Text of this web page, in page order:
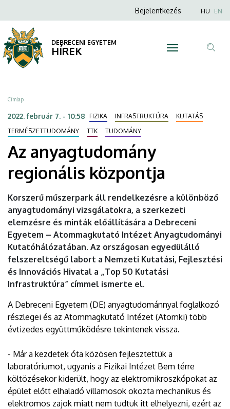
anyagtudomány
regionális
központja
DEBRECENI
EGYETEM
a
tartalomra
Anonim
menüje
Bejelentkezés HU EN
DEBRECENI EGYETEM
HÍREK
Morzsa
Címlap
2022. február 7. - 10:58 FIZIKA INFRASTRUKTÚRA
KUTATÁS
TERMÉSZETTUDOMÁNY
TTK TUDOMÁNY
Az anyagtudomány
regionális központja
Korszerű műszerpark áll rendelkezésre a különböző
anyagtudományi vizsgálatokra, a szerkezeti
elemzésre és minták előállítására a Debreceni
Egyetem – Atommagkutató Intézet Anyagtudományi
Kutatóhálózatában. Az országosan egyedülálló
felszereltségű labort a Nemzeti Kutatási, Fejlesztési
és Innovációs Hivatal a „Top 50 Kutatási
Infrastruktúra” címmel ismerte el.
A Debreceni Egyetem (DE) anyagtudománnyal foglalkozó
részlegei és az Atommagkutató Intézet (Atomki) több
évtizedes együttműködésre tekintenek vissza.
- Már a kezdetek óta közösen fejlesztettük a
laboratóriumot, ugyanis a Fizikai Intézet Bem térre
költözésekor kiderült, hogy az elektromikroszkópokat az
épület előtt elhaladó villamosok okozta mechanikus és
elektromos zajok miatt nem tudtuk itt elhelyezni, ezért az